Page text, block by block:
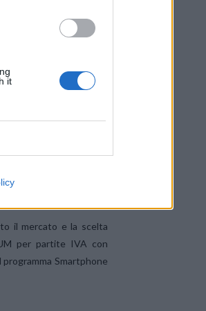
it
il mercato e la scelta
per partite IVA con
Smartphone